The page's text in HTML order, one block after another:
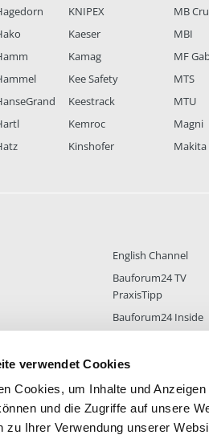
verwendet Cookies
Cookies, um Inhalte und
und die Zugriffe auf unsere
zu Ihrer Verwendung unserer
KNIPEX
Kaeser
Kamag
Kee Safety
Keestrack
Kemroc
Kinshofer
MB
MBI
MF
MTS
MTU
Magni
Makita
English Channel
Bauforum24 TV
PraxisTipp
Bauforum24 Inside
MITGLIEDER38.431